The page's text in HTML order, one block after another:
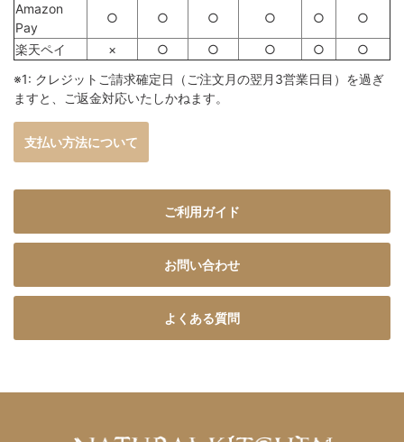
Amazon
Pay
○ ○ ○ ○ ○ ○
楽天ペイ × ○ ○ ○ ○
○
※1: クレジットご請求確定日（ご注文月の翌月3営業日目）を過ぎ
ますと、ご返金対応いたしかねます。
支払い方法について
ご利用ガイド
お問い合わせ
よくある質問